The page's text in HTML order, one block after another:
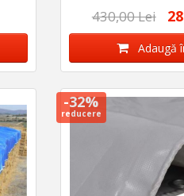
430,00 Lei
Adaugă
-32%
reducere